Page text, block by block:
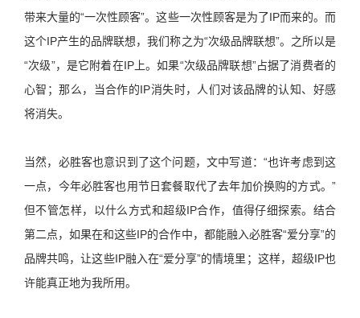
带来大量的“一次性顾客”。这些一次性顾客是为了IP而来的。而
这个IP产生的品牌联想，我们称之为“次级品牌联想”。之所以是
“次级”，是它附着在IP上。如果“次级品牌联想”占据了消费者的
心智；那么，当合作的IP消失时，人们对该品牌的认知、好感
将消失。
当然，必胜客也意识到了这个问题，文中写道：“也许考虑到这
一点，今年必胜客也用节日套餐取代了去年加价换购的方式。”
但不管怎样，以什么方式和超级IP合作，值得仔细探索。结合
第二点，如果在和这些IP的合作中，都能融入必胜客“爱分享”的
品牌共鸣，让这些IP融入在“爱分享”的情境里；这样，超级IP也
许能真正地为我所用。